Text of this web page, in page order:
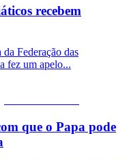
recebem
Federação das
fez um apelo...
que o Papa pode